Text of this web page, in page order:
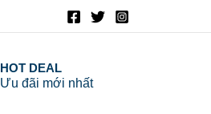
HOT DEAL
Ưu đãi mới nhất